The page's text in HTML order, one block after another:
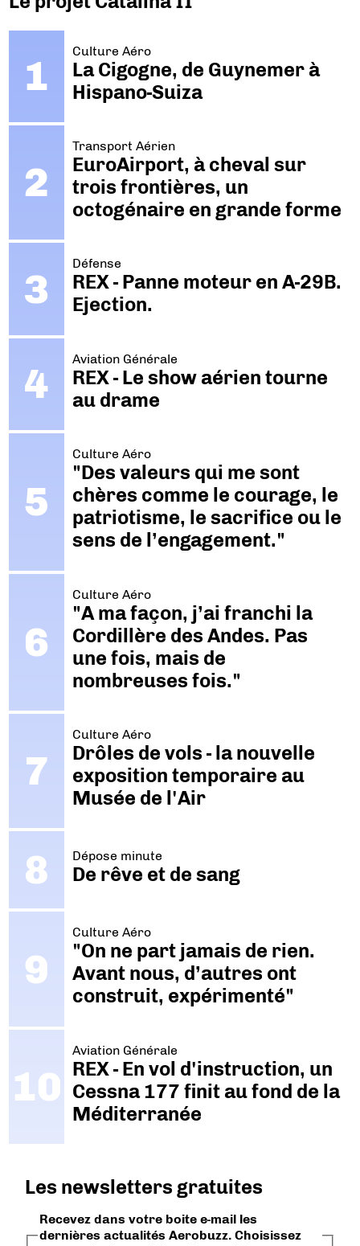
Culture Aéro
La Cigogne, de Guynemer à
Hispano-Suiza
Transport Aérien
EuroAirport, à cheval sur
trois frontières, un
octogénaire en grande forme
Défense
REX - Panne moteur en A-29B.
Ejection.
Aviation Générale
REX - Le show aérien tourne
au drame
Culture Aéro
"Des valeurs qui me sont
chères comme le courage, le
patriotisme, le sacrifice ou le
sens de l’engagement."
Culture Aéro
"A ma façon, j’ai franchi la
Cordillère des Andes. Pas
une fois, mais de
nombreuses fois."
Culture Aéro
Drôles de vols - la nouvelle
exposition temporaire au
Musée de l'Air
Dépose minute
De rêve et de sang
Culture Aéro
"On ne part jamais de rien.
Avant nous, d’autres ont
construit, expérimenté"
Aviation Générale
REX - En vol d'instruction, un
Cessna 177 finit au fond de la
Méditerranée
Les newsletters gratuites
Recevez dans votre boite e-mail les
dernières actualités Aerobuzz. Choisissez